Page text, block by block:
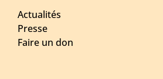
Actualités
Presse
Faire un don